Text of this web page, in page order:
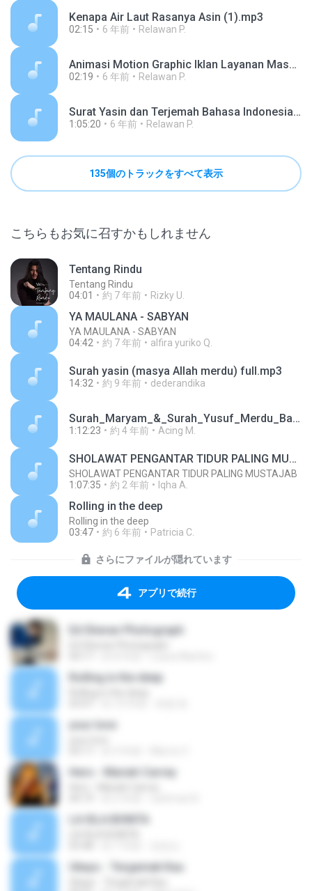
Kenapa Air Laut Rasanya Asin (1).mp3
02:15 6 年前 Relawan P.
Animasi Motion Graphic Iklan Layanan Masyarakat Waspada Hoax (1).mp3
02:19 6 年前 Relawan P.
Surat Yasin dan Terjemah Bahasa Indonesia.mp3
1:05:20 6 年前 Relawan P.
135個のトラックをすべて表示
こちらもお気に召すかもしれません
Tentang Rindu
Tentang Rindu
04:01
約 7 年前 Rizky U.
YA MAULANA - SABYAN
YA MAULANA - SABYAN
04:42
約 7 年前 alfira yuriko Q.
Surah yasin (masya Allah merdu) full.mp3
14:32 約 9 年前 dederandika
Surah_Maryam_&_Surah_Yusuf_Merdu_Bacaan_Al_Quran_Untuk_Ibu_Hamil (1).mp3
1:12:23 約 4 年前 Acing M.
SHOLAWAT PENGANTAR TIDUR PALING MUSTAJAB
SHOLAWAT PENGANTAR TIDUR PALING MUSTAJAB
1:07:35
約 2 年前 Iqha A.
Rolling in the deep
Rolling in the deep
03:47
約 6 年前 Patricia C.
さらにファイルが隠れています
アプリで続行
Ed Sheran Photograph
Rolling in the deep
your love
Hero - Mariah Carrey
Ukays - Tergamak Kau